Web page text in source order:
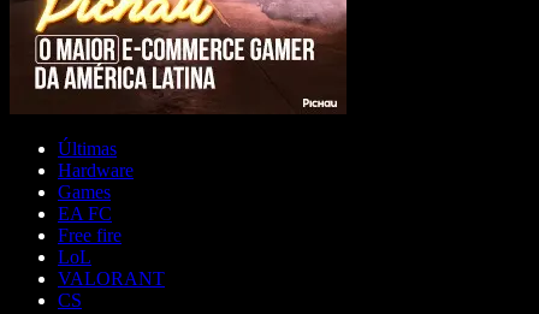
Últimas
Hardware
Games
EA FC
Free fire
LoL
VALORANT
CS